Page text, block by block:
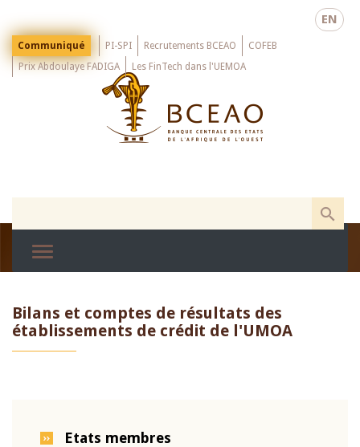
main
EN
Menu
Top
Communiqué PI-SPI Recrutements BCEAO
COFEB
Prix Abdoulaye FADIGA
Les FinTech dans l'UEMOA
Bilans et comptes de résultats des
établissements de crédit de l'UMOA
Etats membres